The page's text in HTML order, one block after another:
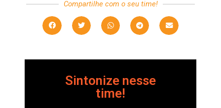
Compartilhe com o seu time!
Sintonize nesse
time!